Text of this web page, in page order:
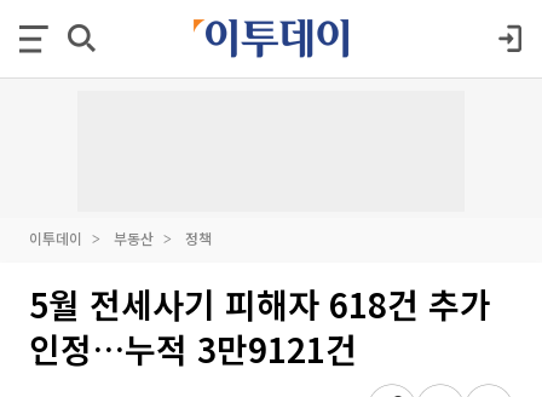
이투데이 부동산 정책
5월 전세사기 피해자 618건 추가
인정…누적 3만9121건